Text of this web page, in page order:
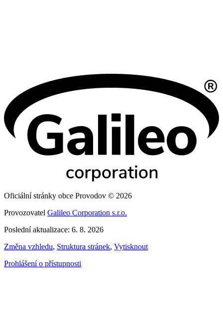
Oficiální stránky obce Provodov © 2026
Provozovatel Galileo Corporation s.r.o.
Poslední aktualizace: 6. 8. 2026
Změna vzhledu, Struktura stránek, Vytisknout
Prohlášení o přístupnosti